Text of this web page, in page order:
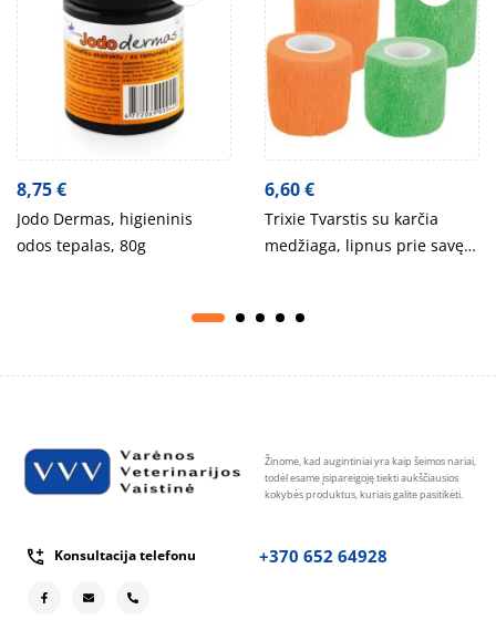
8,75€
Jodo Dermas, higieninis
odos tepalas, 80g
6,60€
Trixie Tvarstis su karčia
medžiaga, lipnus prie savęs,
Žinome, kad augintiniai yra kaip šeimos nariai,
todėl esame įsipareigoję tiekti aukščiausios
kokybės produktus, kuriais galite pasitikėti.
Konsultacija telefonu +370 652 64928